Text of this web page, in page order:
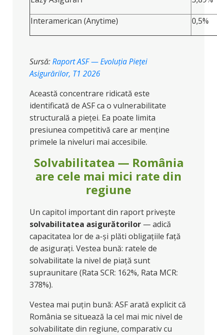
Interamerican (Anytime)
0,5%
Sursă:Raport ASF — Evoluția Pieței
Asigurărilor, T1 2026
Această concentrare ridicată este
identificată de ASF ca o vulnerabilitate
structurală a pieței. Ea poate limita
presiunea competitivă care ar menține
primele la niveluri mai accesibile.
Solvabilitatea — România
are cele mai mici rate din
regiune
Un capitol important din raport privește
solvabilitatea asigurătorilor — adică
capacitatea lor de a-și plăti obligațiile față
de asigurați. Vestea bună: ratele de
solvabilitate la nivel de piață sunt
supraunitare (Rata SCR: 162%, Rata MCR:
378%).
Vestea mai puțin bună: ASF arată explicit că
România se situează la cel mai mic nivel de
solvabilitate din regiune, comparativ cu